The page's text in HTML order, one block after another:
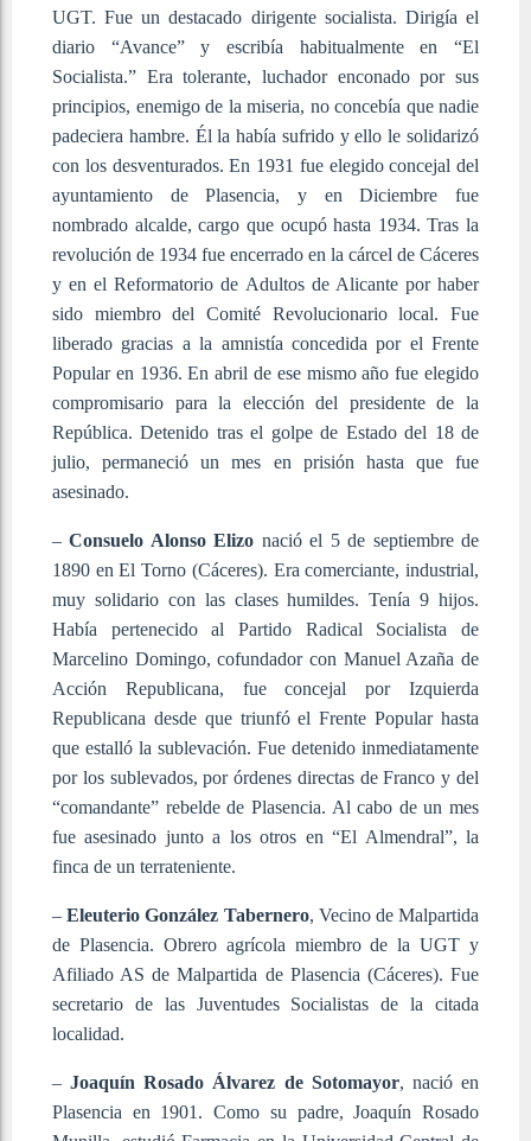
UGT. Fue un destacado dirigente socialista. Dirigía el
diario “Avance” y escribía habitualmente en “El
Socialista.” Era tolerante, luchador enconado por sus
principios, enemigo de la miseria, no concebía que nadie
padeciera hambre. Él la había sufrido y ello le solidarizó
con los desventurados. En 1931 fue elegido concejal del
ayuntamiento de Plasencia, y en Diciembre fue
nombrado alcalde, cargo que ocupó hasta 1934. Tras la
revolución de 1934 fue encerrado en la cárcel de Cáceres
y en el Reformatorio de Adultos de Alicante por haber
sido miembro del Comité Revolucionario local. Fue
liberado gracias a la amnistía concedida por el Frente
Popular en 1936. En abril de ese mismo año fue elegido
compromisario para la elección del presidente de la
República. Detenido tras el golpe de Estado del 18 de
julio, permaneció un mes en prisión hasta que fue
asesinado.
–Consuelo Alonso Elizo nació el 5 de septiembre de
1890 en El Torno (Cáceres). Era comerciante, industrial,
muy solidario con las clases humildes. Tenía 9 hijos.
Había pertenecido al Partido Radical Socialista de
Marcelino Domingo, cofundador con Manuel Azaña de
Acción Republicana, fue concejal por Izquierda
Republicana desde que triunfó el Frente Popular hasta
que estalló la sublevación. Fue detenido inmediatamente
por los sublevados, por órdenes directas de Franco y del
“comandante” rebelde de Plasencia. Al cabo de un mes
fue asesinado junto a los otros en “El Almendral”, la
finca de un terrateniente.
–Eleuterio González Tabernero, Vecino de Malpartida
de Plasencia. Obrero agrícola miembro de la UGT y
Afiliado AS de Malpartida de Plasencia (Cáceres). Fue
secretario de las Juventudes Socialistas de la citada
localidad.
–Joaquín Rosado Álvarez de Sotomayor, nació en
Plasencia en 1901. Como su padre, Joaquín Rosado